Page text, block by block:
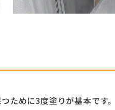
ために3度塗りが基本です